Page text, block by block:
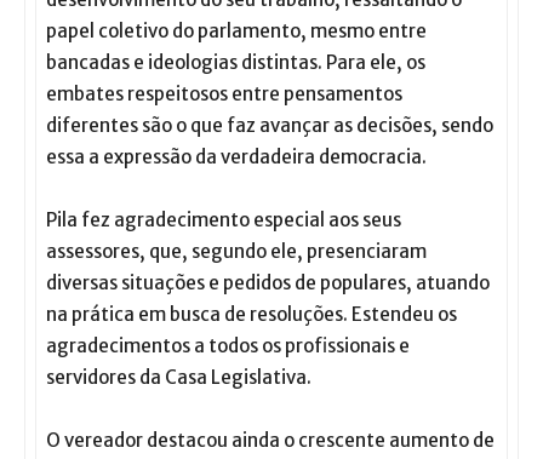
papel coletivo do parlamento, mesmo entre
bancadas e ideologias distintas. Para ele, os
embates respeitosos entre pensamentos
diferentes são o que faz avançar as decisões, sendo
essa a expressão da verdadeira democracia.
Pila fez agradecimento especial aos seus
assessores, que, segundo ele, presenciaram
diversas situações e pedidos de populares, atuando
na prática em busca de resoluções. Estendeu os
agradecimentos a todos os profissionais e
servidores da Casa Legislativa.
O vereador destacou ainda o crescente aumento de